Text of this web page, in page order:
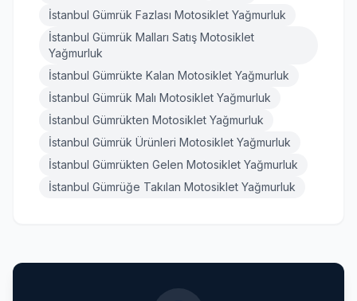
İstanbul Gümrük Fazlası Motosiklet Yağmurluk
İstanbul Gümrük Malları Satış Motosiklet
Yağmurluk
İstanbul Gümrükte Kalan Motosiklet Yağmurluk
İstanbul Gümrük Malı Motosiklet Yağmurluk
İstanbul Gümrükten Motosiklet Yağmurluk
İstanbul Gümrük Ürünleri Motosiklet Yağmurluk
İstanbul Gümrükten Gelen Motosiklet Yağmurluk
İstanbul Gümrüğe Takılan Motosiklet Yağmurluk